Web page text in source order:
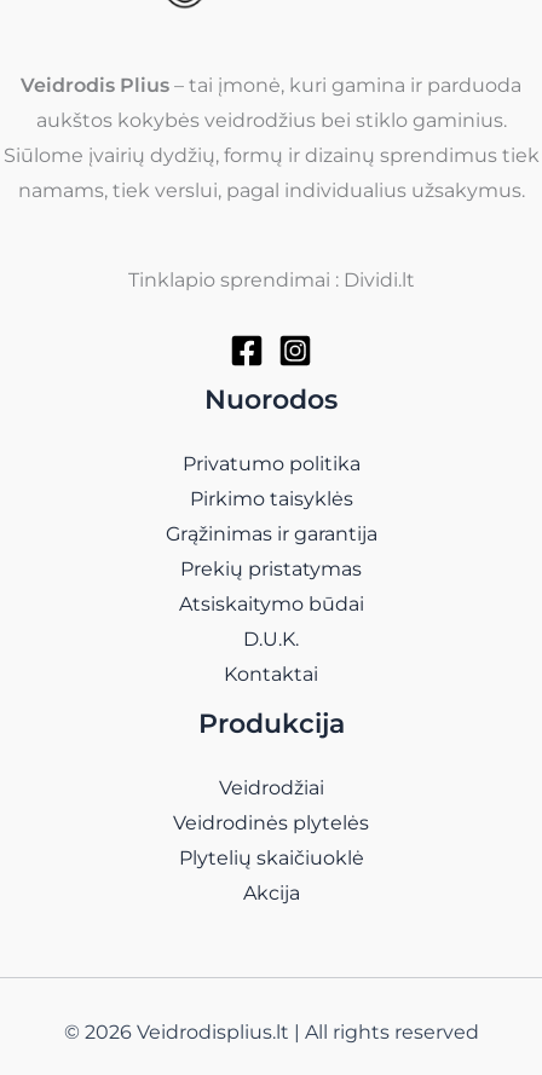
Veidrodis Plius – tai įmonė, kuri gamina ir parduoda
aukštos kokybės veidrodžius bei stiklo gaminius.
Siūlome įvairių dydžių, formų ir dizainų sprendimus tiek
namams, tiek verslui, pagal individualius užsakymus.
Tinklapio sprendimai : Dividi.lt
Nuorodos
Privatumo politika
Pirkimo taisyklės
Grąžinimas ir garantija
Prekių pristatymas
Atsiskaitymo būdai
D.U.K.
Kontaktai
Produkcija
Veidrodžiai
Veidrodinės plytelės
Plytelių skaičiuoklė
Akcija
© 2026 Veidrodisplius.lt | All rights reserved